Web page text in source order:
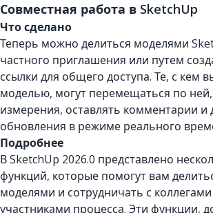
Совместная работа в SketchUp
Что сделано
Теперь можно делиться моделями
частного приглашения или путем
ссылки для общего доступа. Те, с кем
моделью, могут перемещаться по
измерения, оставлять комментарии и
обновления в режиме реального
Подробнее
В SketchUp 2026.0 представлено
функций, которые помогут вам
моделями и сотрудничать с
участниками процесса. Эти функции,